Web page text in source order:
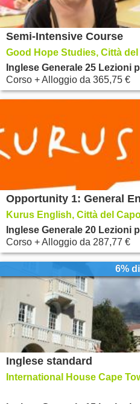
Semi-Intensive Course
Good Hope Studies, Città
Inglese Generale 25 Lezioni
Corso + Alloggio da 365,75 €
Opportunity 1: General
Kurus English, Città del
Inglese Generale 20 Lezioni
Corso + Alloggio da 287,77 €
6%
Inglese standard
International House Cape